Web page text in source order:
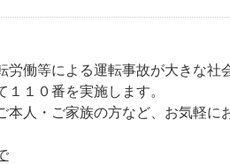
働等による運転事故が大きな社
１０番を実施します。
人・ご家族の方など、お気軽に